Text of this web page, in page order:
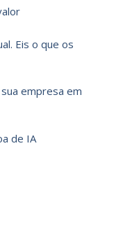
Eis o que os
empresa em
de IA